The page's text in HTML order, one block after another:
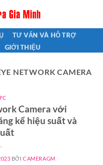
TƯ VẤN VÀ HỖ TRỢ
GIỚI THIỆU
NETWORK CAMERA
Camera với
kể hiệu suất và
BỞICAMERAGM